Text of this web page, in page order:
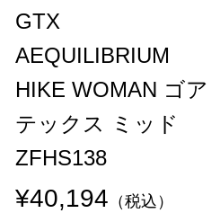
GTX
AEQUILIBRIUM
HIKE WOMAN ゴア
テックス ミッド
ZFHS138
¥40,194 （税込）